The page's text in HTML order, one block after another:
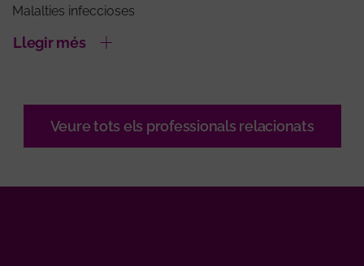
Malalties infeccioses
Llegir més
Veure tots els professionals relacionats